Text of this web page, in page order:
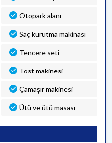
Otopark alanı
Saç kurutma makinası
Tencere seti
Tost makinesi
Çamaşır makinesi
Ütü ve ütü masası